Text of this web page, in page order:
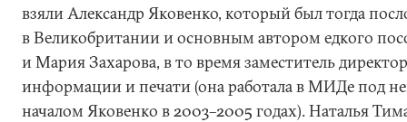
взяли Александр Яковенко, который был тогда
в Великобритании и основным автором едкого
и Мария Захарова, в то время заместитель
информации и печати (она работала в МИДе под
началом Яковенко в 2003–2005 годах). Наталья